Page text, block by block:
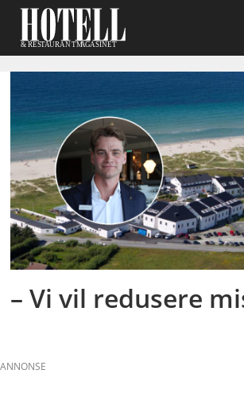
Emne:
misbruk
– Vi vil redusere
ANNONSE